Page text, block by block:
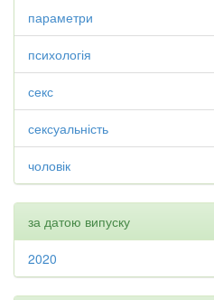
параметри
психологія
секс
сексуальність
чоловік
за датою випуску
2020